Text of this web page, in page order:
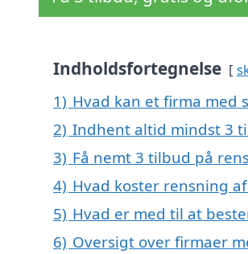
Indholdsfortegnelse
1) Hvad kan et firma med
2) Indhent altid mindst 3
3) Få nemt 3 tilbud på
4) Hvad koster rensning
5) Hvad er med til at
6) Oversigt over firmaer